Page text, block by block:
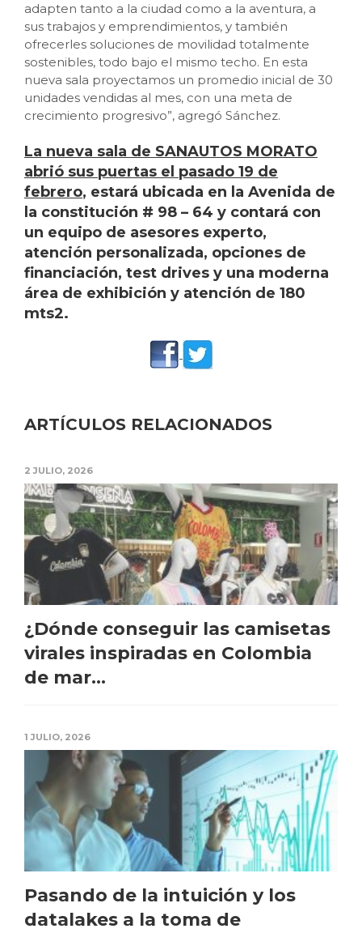
adapten tanto a la ciudad como a la aventura, a
sus trabajos y emprendimientos, y también
ofrecerles soluciones de movilidad totalmente
sostenibles, todo bajo el mismo techo. En esta
nueva sala proyectamos un promedio inicial de 30
unidades vendidas al mes, con una meta de
crecimiento progresivo”, agregó Sánchez.
La nueva sala de SANAUTOS MORATO
abrió sus puertas el pasado 19 de
febrero, estará ubicada en la Avenida de
la constitución # 98 – 64 y contará con
un equipo de asesores experto,
atención personalizada, opciones de
financiación, test drives y una moderna
área de exhibición y atención de 180
mts2.
ARTÍCULOS RELACIONADOS
2 JULIO, 2026
¿Dónde conseguir las camisetas
virales inspiradas en Colombia
de mar...
1 JULIO, 2026
Pasando de la intuición y los
datalakes a la toma de